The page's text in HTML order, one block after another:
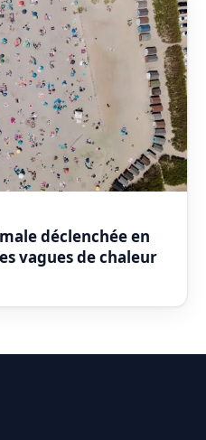
déclenchée en
vagues de chaleur